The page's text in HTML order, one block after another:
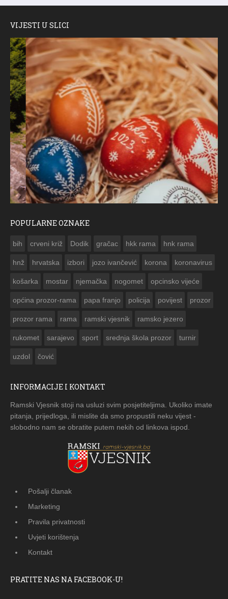
VIJESTI U SLICI
POPULARNE OZNAKE
bih crveni križ Dodik gračac hkk rama hnk rama
hnž hrvatska izbori jozo ivančević korona koronavirus
košarka mostar njemačka nogomet opcinsko vijeće
općina prozor-rama papa franjo policija povijest prozor
prozor rama rama ramski vjesnik ramsko jezero
rukomet sarajevo sport srednja škola prozor turnir
uzdol čović
INFORMACIJE I KONTAKT
Ramski Vjesnik stoji na usluzi svim posjetiteljima. Ukoliko imate
pitanja, prijedloga, ili mislite da smo propustili neku vijest -
slobodno nam se obratite putem nekih od linkova ispod.
Pošalji članak
Marketing
Pravila privatnosti
Uvjeti korištenja
Kontakt
PRATITE NAS NA FACEBOOK-U!